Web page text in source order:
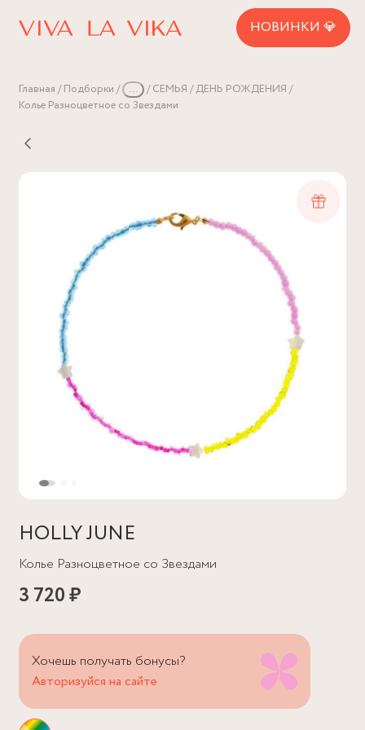
НОВИНКИ 💎
Главная Подборки ... СЕМЬЯ
ДЕНЬ РОЖДЕНИЯ
Колье Разноцветное со Звездами
HOLLY JUNE
Колье Разноцветное со Звездами
3 720 ₽
Хочешь получать бонусы?
Авторизуйся на сайте